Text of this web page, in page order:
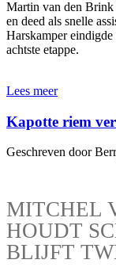
Martin van den Brink
en deed als snelle
Harskamper
achtste etappe.
Lees meer
Kapotte riem
Geschreven door
MITCHEL
HOUDT
BLIJFT